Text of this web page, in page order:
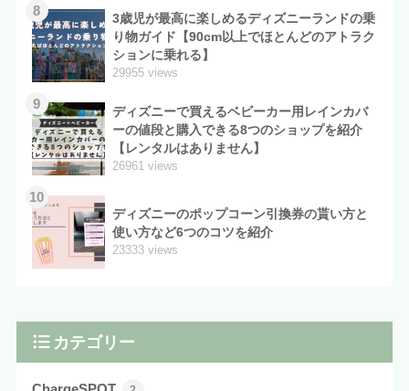
8
3歳児が最高に楽しめるディズニーランドの乗
り物ガイド【90cm以上でほとんどのアトラク
ションに乗れる】
29955 views
9
ディズニーで買えるベビーカー用レインカバ
ーの値段と購入できる8つのショップを紹介
【レンタルはありません】
26961 views
10
ディズニーのポップコーン引換券の貰い方と
使い方など6つのコツを紹介
23333 views
カテゴリー